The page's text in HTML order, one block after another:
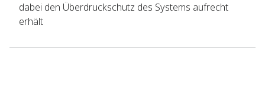
dabei den Überdruckschutz des Systems aufrecht
erhält